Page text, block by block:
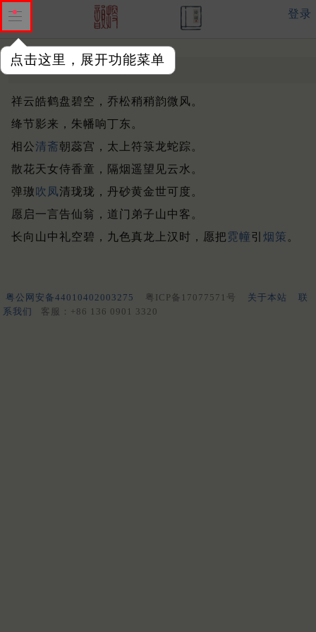
点击这里，展开功能菜单
登录
华清词 晚唐 ·顾云
祥云皓鹤盘碧空，乔松稍稍韵微风。
绛节影来，朱幡响丁东。
相公清斋朝蕊宫，太上符箓龙蛇踪。
散花天女侍香童，隔烟遥望见云水。
弹璈吹凤清珑珑，丹砂黄金世可度。
愿启一言告仙翁，道门弟子山中客。
长向山中礼空碧，九色真龙上汉时，愿把 霓幢引 烟策 。
粤公网安备44010402003275 粤ICP备17077571号 关于本站
联
系我们
客服：+86 136 0901 3320